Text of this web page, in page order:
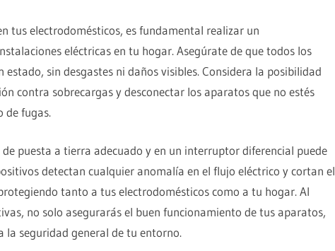
tus electrodomésticos, es fundamental realizar un
eléctricas en tu hogar. Asegúrate de que todos los
estado, sin desgastes ni daños visibles. Considera la posibilidad
contra sobrecargas y desconectar los aparatos que no estés
de fugas.
puesta a tierra adecuado y en un interruptor diferencial puede
detectan cualquier anomalía en el flujo eléctrico y cortan el
tanto a tus electrodomésticos como a tu hogar. Al
no solo asegurarás el buen funcionamiento de tus aparatos,
la seguridad general de tu entorno.